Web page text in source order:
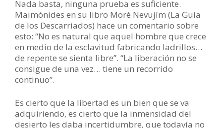
Nada basta, ninguna prueba es suficiente.
Maimónides en su libro Moré Nevujím (La Guía
de los Descarriados) hace un comentario sobre
esto: “No es natural que aquel hombre que crece
en medio de la esclavitud fabricando ladrillos…
de repente se sienta libre”. “La liberación no se
consigue de una vez… tiene un recorrido
continuo”.
Es cierto que la libertad es un bien que se va
adquiriendo, es cierto que la inmensidad del
desierto les daba incertidumbre, que todavía no